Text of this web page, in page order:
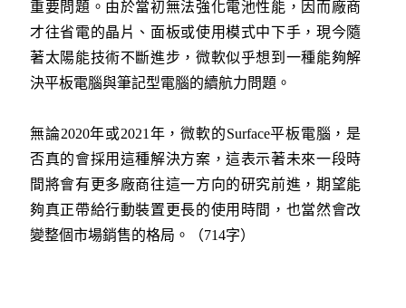
重要問題。由於當初無法強化電池性能，因而廠商
才往省電的晶片、面板或使用模式中下手，現今隨
著太陽能技術不斷進步，微軟似乎想到一種能夠解
決平板電腦與筆記型電腦的續航力問題。
無論2020年或2021年，微軟的Surface平板電腦，是
否真的會採用這種解決方案，這表示著未來一段時
間將會有更多廠商往這一方向的研究前進，期望能
夠真正帶給行動裝置更長的使用時間，也當然會改
變整個市場銷售的格局。（714字）